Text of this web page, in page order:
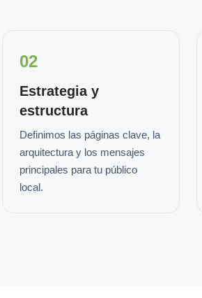
02
Estrategia y
estructura
Definimos las páginas clave, la
arquitectura y los mensajes
principales para tu público
local.